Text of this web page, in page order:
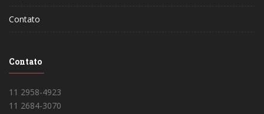
Contato
Contato
11 2958-4923
11 2684-3070